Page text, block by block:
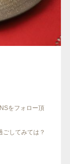
をフォロー頂
ごしてみては？